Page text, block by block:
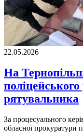
22.05.2026
На
рятувальника
За процесуального
обласної прокуратури